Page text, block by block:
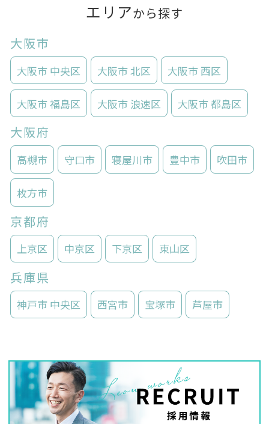
エリアから探す
大阪市
大阪市 中央区 大阪市 北区 大阪市 西区
大阪市 福島区 大阪市 浪速区 大阪市 都島区
大阪府
高槻市 守口市 寝屋川市 豊中市 吹田市
枚方市
京都府
上京区 中京区 下京区 東山区
兵庫県
神戸市 中央区 西宮市 宝塚市 芦屋市